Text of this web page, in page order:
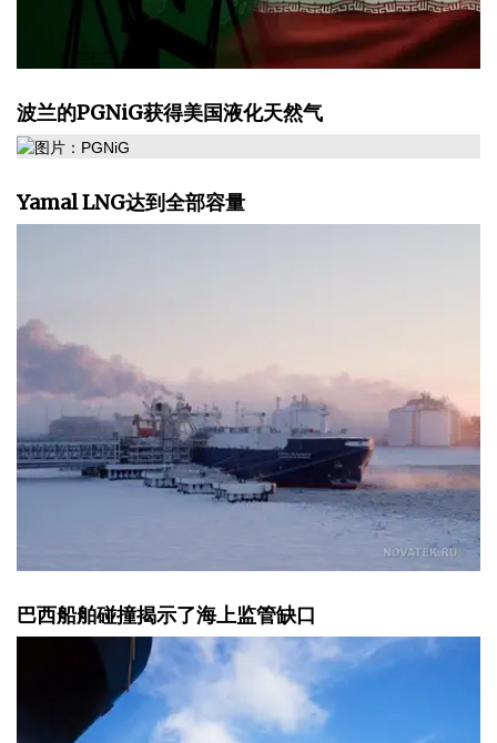
波兰的PGNiG获得美国液化天然气
Yamal LNG达到全部容量
巴西船舶碰撞揭示了海上监管缺口